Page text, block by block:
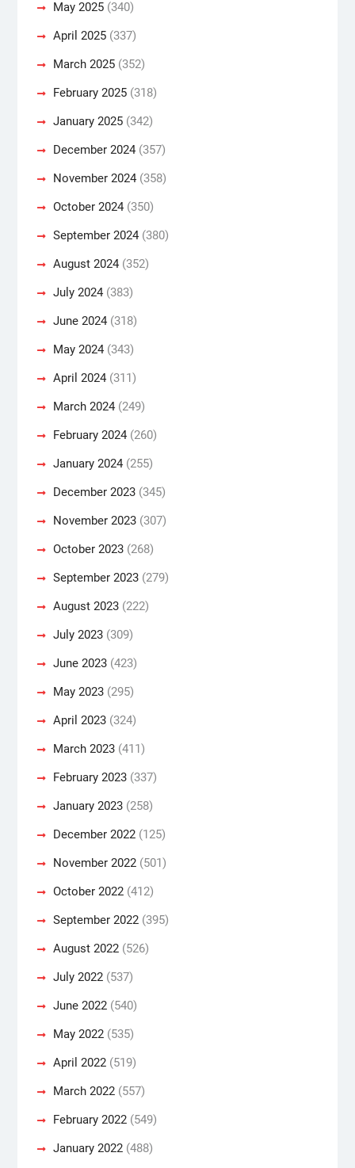
May 2025(340)
April 2025(337)
March 2025(352)
February 2025(318)
January 2025(342)
December 2024(357)
November 2024(358)
October 2024(350)
September 2024(380)
August 2024(352)
July 2024(383)
June 2024(318)
May 2024(343)
April 2024(311)
March 2024(249)
February 2024(260)
January 2024(255)
December 2023(345)
November 2023(307)
October 2023(268)
September 2023(279)
August 2023(222)
July 2023(309)
June 2023(423)
May 2023(295)
April 2023(324)
March 2023(411)
February 2023(337)
January 2023(258)
December 2022(125)
November 2022(501)
October 2022(412)
September 2022(395)
August 2022(526)
July 2022(537)
June 2022(540)
May 2022(535)
April 2022(519)
March 2022(557)
February 2022(549)
January 2022(488)